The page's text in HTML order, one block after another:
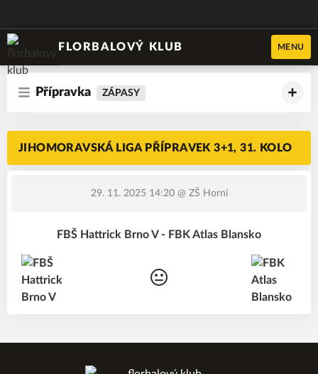
FLORBALOVÝ KLUB MENU
Přípravka ZÁPASY
JIHOMORAVSKÁ LIGA PŘÍPRAVEK 3+1, 31. KOLO
29. 11. 2025 14:20@ ZŠ Horní
FBŠ Hattrick Brno V - FBK Atlas Blansko